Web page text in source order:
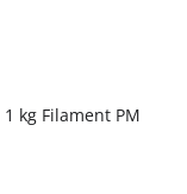
kg Filament PM